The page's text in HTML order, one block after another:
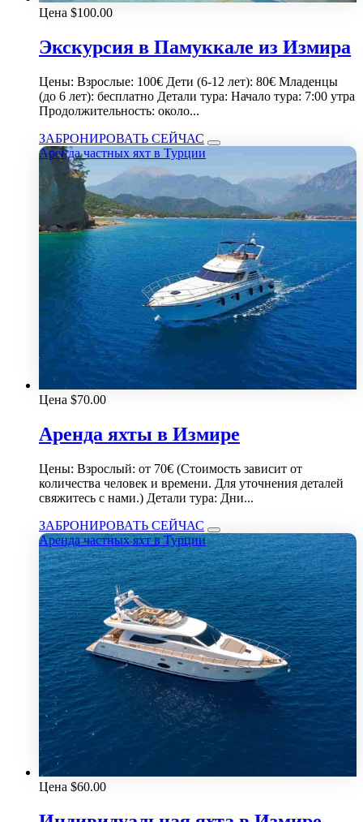
Цена $100.00
Экскурсия в Памуккале из Измира
Цены: Взрослые: 100€ Дети (6-12 лет): 80€ Младенцы
(до 6 лет): бесплатно Детали тура: Начало тура: 7:00 утра
Продолжительность: около...
ЗАБРОНИРОВАТЬ СЕЙЧАС
Аренда частных яхт в Турции
Цена $70.00
Аренда яхты в Измире
Цены: Взрослый: от 70€ (Стоимость зависит от
количества человек и времени. Для уточнения деталей
свяжитесь с нами.) Детали тура: Дни...
ЗАБРОНИРОВАТЬ СЕЙЧАС
Аренда частных яхт в Турции
Цена $60.00